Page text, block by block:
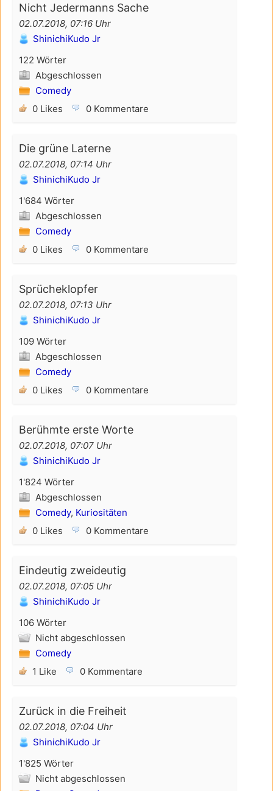
Nicht Jedermanns Sache
02.07.2018, 07:16 Uhr
ShinichiKudo Jr
122 Wörter
Abgeschlossen
Comedy
0 Likes
0 Kommentare
Die grüne Laterne
02.07.2018, 07:14 Uhr
ShinichiKudo Jr
1'684 Wörter
Abgeschlossen
Comedy
0 Likes
0 Kommentare
Sprücheklopfer
02.07.2018, 07:13 Uhr
ShinichiKudo Jr
109 Wörter
Abgeschlossen
Comedy
0 Likes
0 Kommentare
Berühmte erste Worte
02.07.2018, 07:07 Uhr
ShinichiKudo Jr
1'824 Wörter
Abgeschlossen
Comedy, Kuriositäten
0 Likes
0 Kommentare
Eindeutig zweideutig
02.07.2018, 07:05 Uhr
ShinichiKudo Jr
106 Wörter
Nicht abgeschlossen
Comedy
1 Like
0 Kommentare
Zurück in die Freiheit
02.07.2018, 07:04 Uhr
ShinichiKudo Jr
1'825 Wörter
Nicht abgeschlossen